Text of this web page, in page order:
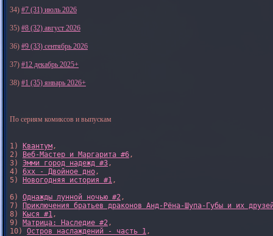
34) #7 (31) июль 2026
35) #8 (32) август 2026
36) #9 (33) сентябрь 2026
37) #12 декабрь 2025+
38) #1 (35) январь 2026+
По сериям комиксов и выпускам
1) Квантум,
2)
Веб-Мастер и Маргарита #6,
3) Эмми город надежд #3,
4) 6xx - Двойное дно,
5)
Новогодняя история #1,
6) Однажды лунной ночью #2,
7)
Приключения братьев драконов Анд-Рёна-Шупа-Губы и их
8)
Кыся #1,
9) Матрица: Наследие #2,
10) Остров наслаждений - часть 1,